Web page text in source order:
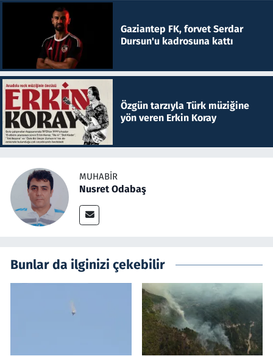
Gaziantep FK, forvet Serdar
Dursun'u kadrosuna kattı
Özgün tarzıyla Türk müziğine
yön veren Erkin Koray
MUHABIR
Nusret Odabaş
Bunlar da ilginizi çekebilir